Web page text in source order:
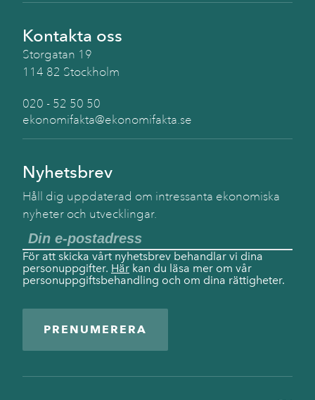
Kontakta oss
Storgatan 19
114 82 Stockholm
020 - 52 50 50
ekonomifakta@ekonomifakta.se
Nyhetsbrev
Håll dig uppdaterad om intressanta ekonomiska
nyheter och utvecklingar.
För att skicka vårt nyhetsbrev behandlar vi dina
personuppgifter. Här kan du läsa mer om vår
personuppgiftsbehandling och om dina rättigheter.
PRENUMERERA